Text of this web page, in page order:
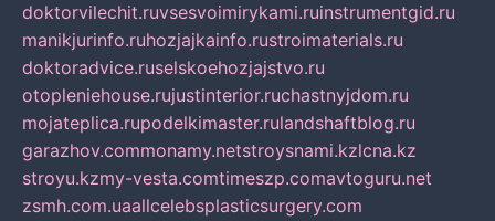
doktorvilechit.ruvsesvoimirykami.ruinstrumentgid.ru
manikjurinfo.ruhozjajkainfo.rustroimaterials.ru
doktoradvice.ruselskoehozjajstvo.ru
otopleniehouse.rujustinterior.ruchastnyjdom.ru
mojateplica.rupodelkimaster.rulandshaftblog.ru
garazhov.commonamy.netstroysnami.kzlcna.kz
stroyu.kzmy-vesta.comtimeszp.comavtoguru.net
zsmh.com.uaallcelebsplasticsurgery.com